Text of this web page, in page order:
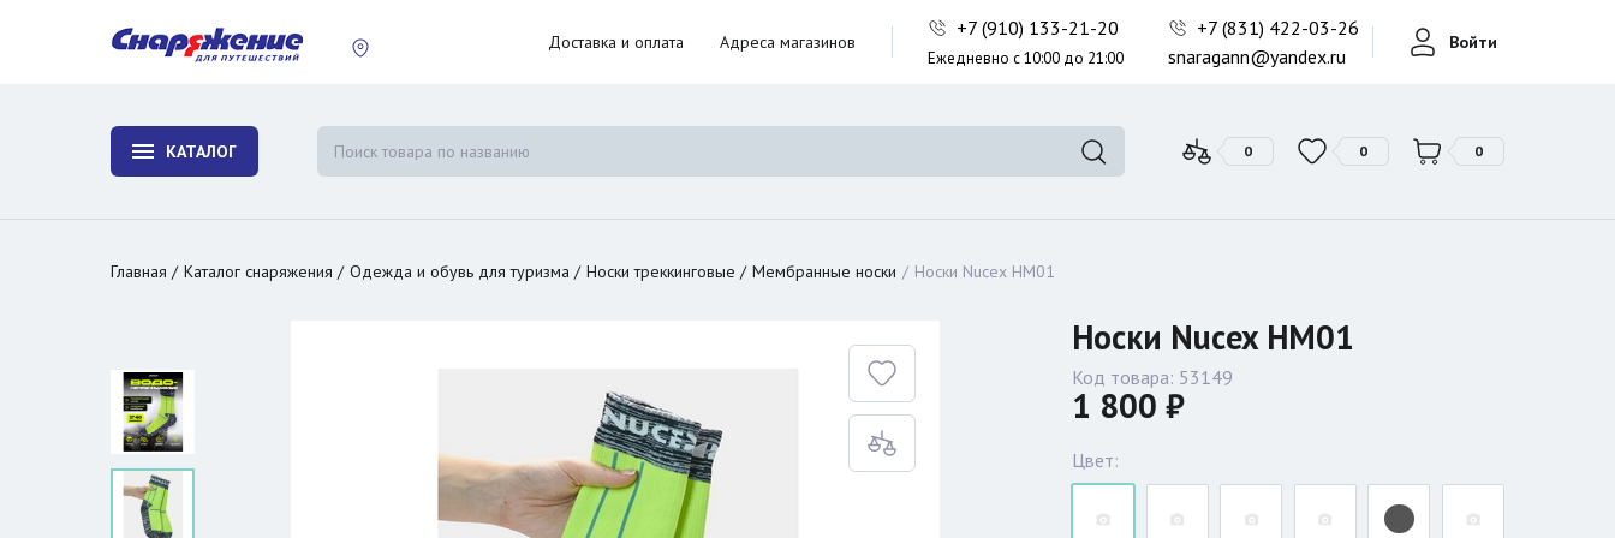
Доставка и оплата Адреса магазинов
+7 (910) 133-21-20
Ежедневно с 10:00 до 21:00
+7 (831) 422-03-26
snaragann@yandex.ru
Войти
КАТАЛОГ 0 0 0
Фонари поисковые
Фонари тактические
Главная Каталог снаряжения Одежда и обувь для туризма Носки треккинговые Мембранные носки Носки Nucex HM01
Носки Nucex HM01
Код товара: 53149
1 800 ₽
Цвет: